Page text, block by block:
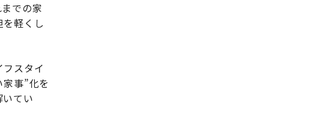
での家
軽くし
スタイ
事”化を
てい